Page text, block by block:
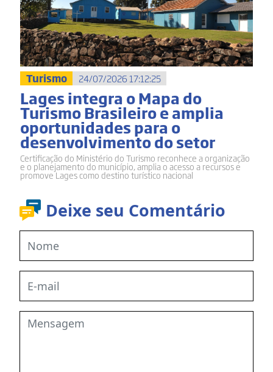
Deixe seu Comentário
Turismo 24/07/2026 17:12:25
Lages integra o Mapa do
Turismo Brasileiro e amplia
oportunidades para o
desenvolvimento do setor
Certificação do Ministério do Turismo reconhece a organização
e o planejamento do município, amplia o acesso a recursos e
promove Lages como destino turístico nacional